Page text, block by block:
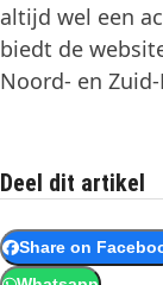
altijd wel een
biedt de
Noord- en
Deel dit artikel
Share on